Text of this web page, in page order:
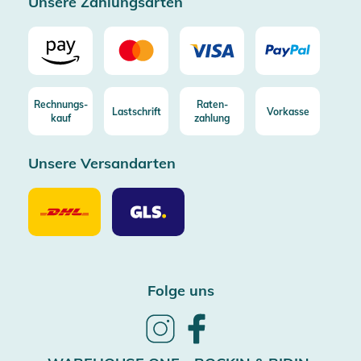
Rechnungs-
kauf
Lastschrift
Raten-
zahlung
Vorkasse
Unsere Versandarten
Unsere
Versandarten
DHL
Unsere
Versandarten
GLS
Folge uns
Follow